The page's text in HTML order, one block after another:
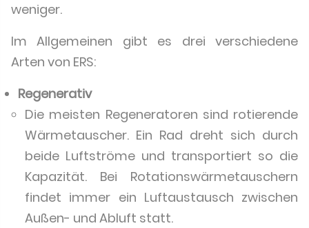
weniger.
Im Allgemeinen gibt es drei verschiedene
Arten von ERS:
Regenerativ
Die meisten Regeneratoren sind rotierende
Wärmetauscher. Ein Rad dreht sich durch
beide Luftströme und transportiert so die
Kapazität. Bei Rotationswärmetauschern
findet immer ein Luftaustausch zwischen
Außen- und Abluft statt.